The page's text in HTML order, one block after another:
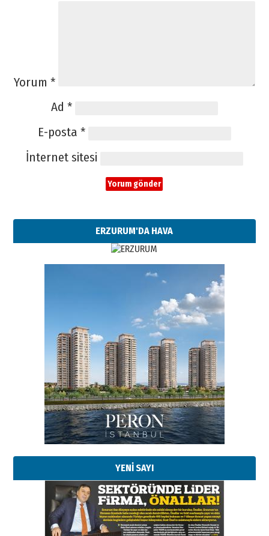
Yorum *
Ad *
E-posta *
İnternet sitesi
ERZURUM'DA HAVA
YENİ SAYI
Esat BİNDESEN
Başkan Sekmen’den Erzurum’a
bir vizyon proje daha!
02 Ağustos 2026 Pazar
Kadir SABUNCUOĞLU
Erzurumspor’un köşe taşları
29 Haziran 2026 Pazartesi
Kenan GÜLERCİ
Murat Şahsuvaroğlu ERKON’da
çıtayı yukarı taşırken,
yönetimdekiler aşağı
çekmemeli!
17 Şubat 2026 SalıOrhan BOZKURT